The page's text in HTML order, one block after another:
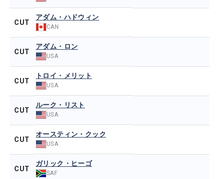
CUT
アダム・ハドウィン
CAN
CUT
アダム・ロン
USA
CUT
トロイ・メリット
USA
CUT
ルーク・リスト
USA
CUT
オースティン・クック
USA
CUT
ガリック・ヒーゴ
SAF